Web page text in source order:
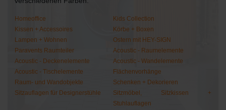
Homeoffice
Kids Collection
Kissen + Accessoires
Körbe + Boxen
Lampen + Wohnen
Ostern mit HEY-SIGN
Paravents Raumteiler
Acoustic - Raumelemente
Acoustic - Deckenelemente
Acoustic - Wandelemente
Acoustic - Tischelemente
Flächenvorhänge
Raum- und Wandobjekte
Schenken + Dekorieren
Sitzauflagen für Designerstühle
Sitzmöbel, Sitzkissen +
Stuhlauflagen